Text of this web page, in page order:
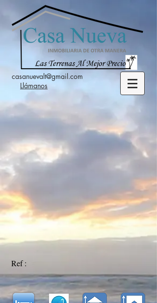
casanuevalt@gmail.com
Llámanos
Ref :